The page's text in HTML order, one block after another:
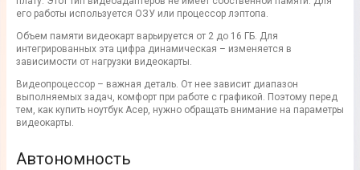
его работы используется ОЗУ или процессор лэптопа.
Объем памяти видеокарт варьируется от 2 до 16 ГБ. Для
интегрированных эта цифра динамическая – изменяется в
зависимости от нагрузки видеокарты.
Видеопроцессор – важная деталь. От нее зависит диапазон
выполняемых задач, комфорт при работе с графикой. Поэтому перед
тем, как купить ноутбук Асер, нужно обращать внимание на параметры
видеокарты.
Автономность